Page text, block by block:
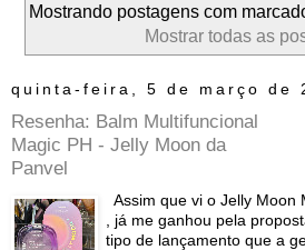
Mostrando postagens com
Mostrar todas as
quinta-feira, 5 de março de
Resenha: Balm Multifuncional
Magic PH - Jelly Moon da
Panvel
Assim que vi o Jelly Moon
, já me ganhou pela
tipo de lançamento que a